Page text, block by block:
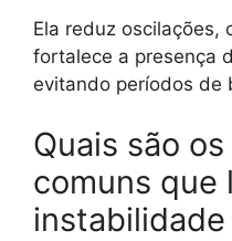
Ela reduz oscilações,
fortalece a presença
evitando períodos de
Quais são
comuns que